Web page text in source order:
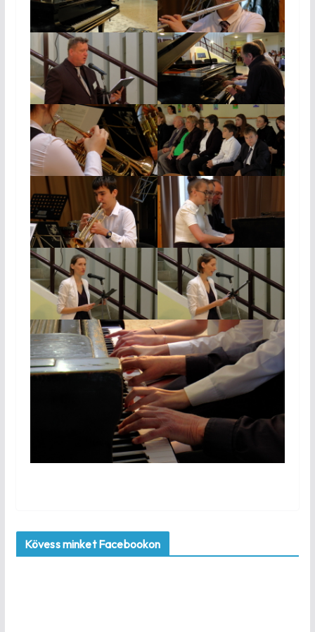
Kövess minket Facebookon